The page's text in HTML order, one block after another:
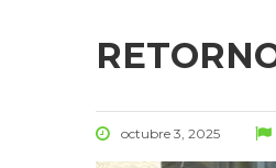
octubre 3, 2025